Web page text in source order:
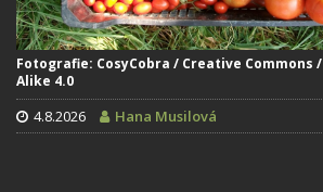
Fotografie: CosyCobra / Creative
Alike 4.0
4.8.2026 Hana Musilová